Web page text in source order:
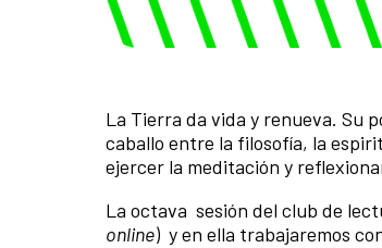
La Tierra da vida y renueva. Su
caballo entre la filosofía, la
ejercer la meditación y
La octava sesión del club de
online) y en ella trabajaremos